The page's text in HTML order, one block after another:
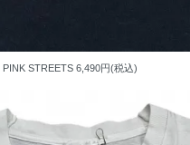
PINK STREETS 6,490円(税込)